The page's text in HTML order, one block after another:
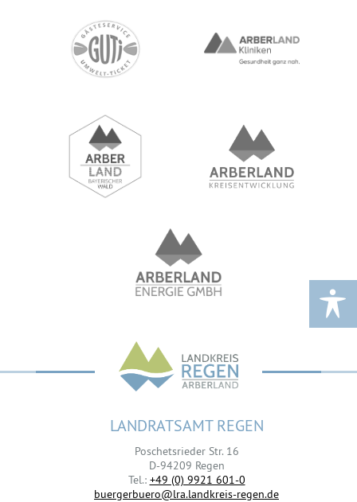
LANDRATSAMT REGEN
Poschetsrieder Str. 16
D-94209 Regen
Tel.: +49 (0) 9921 601-0
buergerbuero@lra.landkreis-regen.de